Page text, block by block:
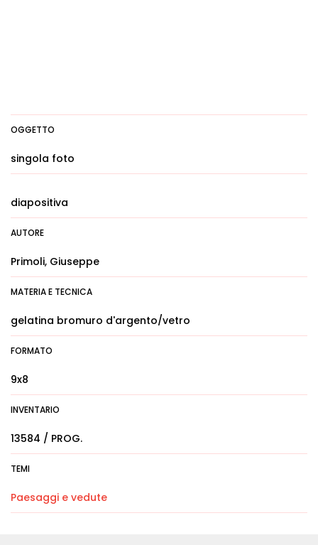
OGGETTO
singola foto
diapositiva
AUTORE
Primoli, Giuseppe
MATERIA E TECNICA
gelatina bromuro d'argento/vetro
FORMATO
9x8
INVENTARIO
13584 / PROG.
TEMI
Paesaggi e vedute